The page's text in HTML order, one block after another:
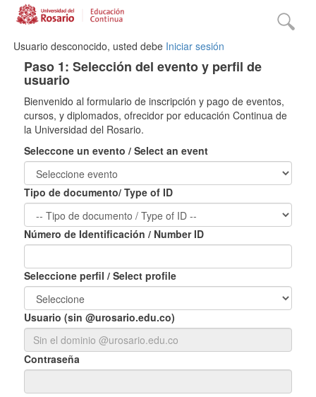
Usuario desconocido, usted debe Iniciar sesión
Paso 1: Selección del evento y perfil de
usuario
Bienvenido al formulario de inscripción y pago de eventos,
cursos, y diplomados, ofrecidor por educación Continua de
la Universidad del Rosario.
Seleccone un evento / Select an event
Tipo de documento/ Type of ID
Número de Identificación / Number ID
Seleccione perfil / Select profile
Usuario (sin @urosario.edu.co)
Contraseña